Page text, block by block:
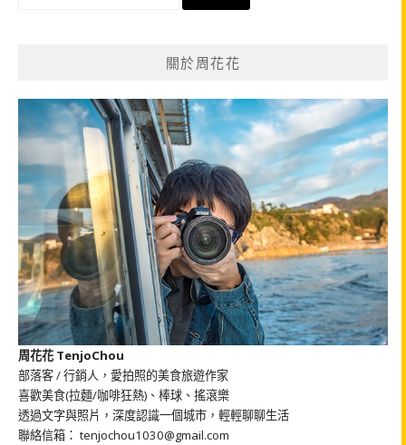
關於周花花
周花花 TenjoChou
部落客 / 行銷人，愛拍照的美食旅遊作家
喜歡美食(拉麵/咖啡狂熱)、棒球、搖滾樂
透過文字與照片，深度認識一個城市，輕輕聊聊生活
聯絡信箱： tenjochou1030@gmail.com